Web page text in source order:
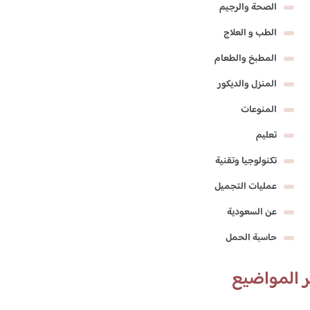
الصحة والرجيم
الطب و العلاج
المطبخ والطعام
المنزل والديكور
المنوعات
تعليم
تكنولوجيا وتقنية
عمليات التجميل
عن السعودية
حاسبة الحمل
المواضيع